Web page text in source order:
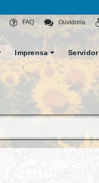
Ouvidoria
FAQ
Imprensa Servidor